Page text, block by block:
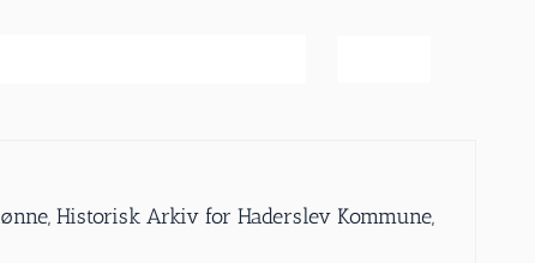
Historisk Arkiv for Haderslev Kommune,